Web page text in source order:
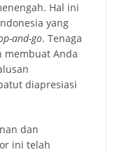
Hal ini
yang
and-go. Tenaga
membuat Anda
diapresiasi
dan
ini telah